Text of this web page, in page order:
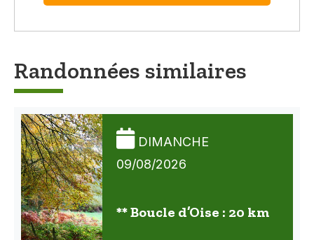
Randonnées similaires
DIMANCHE
09/08/2026
** Boucle d’Oise : 20 km